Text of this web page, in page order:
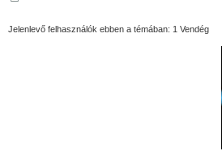
Jelenlevő felhasználók ebben a témában: 1 Vendég